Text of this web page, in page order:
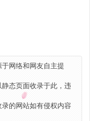
网络和网友自主提
态页面收录于此，违
的网站如有侵权内容